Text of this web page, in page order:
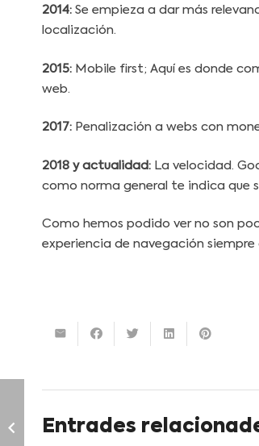
2014: Se empieza a dar más
localización.
2015: Mobile first; Aquí es donde
web.
2017: Penalización a webs con
2018 y actualidad: La velocidad.
como norma general te indica que
Como hemos podido ver no son
experiencia de navegación
Entrades